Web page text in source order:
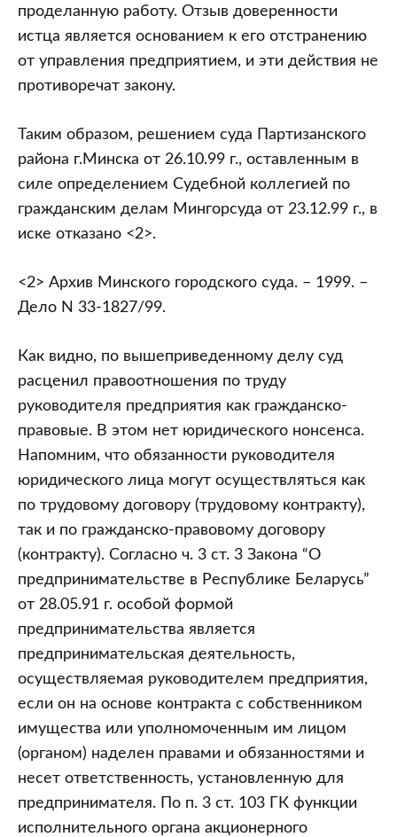
проделанную работу. Отзыв доверенности
истца является основанием к его отстранению
от управления предприятием, и эти действия не
противоречат закону.
Таким образом, решением суда Партизанского
района г.Минска от 26.10.99 г., оставленным в
силе определением Судебной коллегией по
гражданским делам Мингорсуда от 23.12.99 г., в
иске отказано <2>.
<2> Архив Минского городского суда. – 1999. –
Дело N 33-1827/99.
Как видно, по вышеприведенному делу суд
расценил правоотношения по труду
руководителя предприятия как гражданско-
правовые. В этом нет юридического нонсенса.
Напомним, что обязанности руководителя
юридического лица могут осуществляться как
по трудовому договору (трудовому контракту),
так и по гражданско-правовому договору
(контракту). Согласно ч. 3 ст. 3 Закона “О
предпринимательстве в Республике Беларусь”
от 28.05.91 г. особой формой
предпринимательства является
предпринимательская деятельность,
осуществляемая руководителем предприятия,
если он на основе контракта с собственником
имущества или уполномоченным им лицом
(органом) наделен правами и обязанностями и
несет ответственность, установленную для
предпринимателя. По п. 3 ст. 103 ГК функции
исполнительного органа акционерного